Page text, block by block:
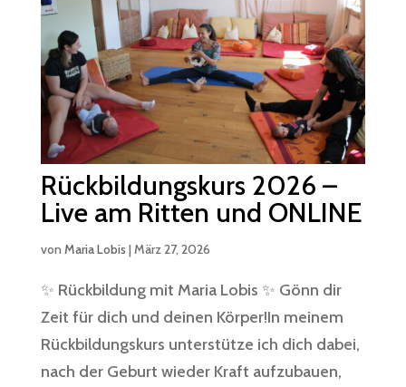
Rückbildungskurs 2026 –
Live am Ritten und ONLINE
von Maria Lobis | März 27, 2026
✨ Rückbildung mit Maria Lobis ✨ Gönn dir
Zeit für dich und deinen Körper!In meinem
Rückbildungskurs unterstütze ich dich dabei,
nach der Geburt wieder Kraft aufzubauen,